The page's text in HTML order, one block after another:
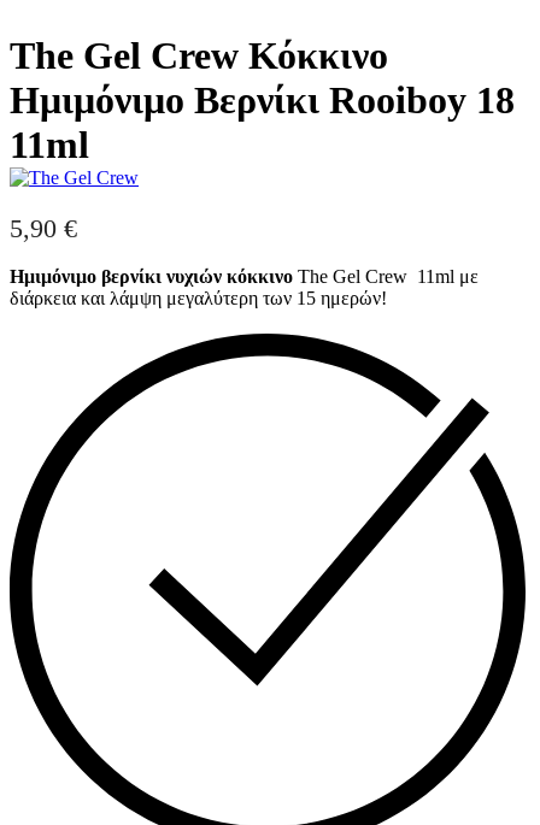
The Gel Crew Κόκκινο
Ημιμόνιμο Βερνίκι Rooiboy 18
11ml
5,90 €
Ημιμόνιμo βερνίκι νυχιών κόκκινο The Gel Crew 11ml με
διάρκεια και λάμψη μεγαλύτερη των 15 ημερών!